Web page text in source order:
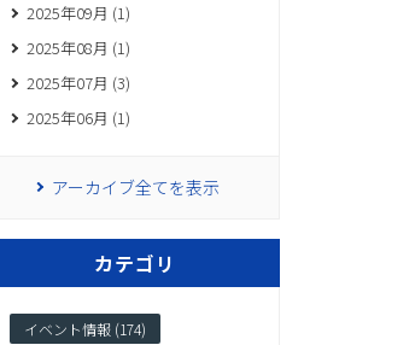
2025年09月 (1)
2025年08月 (1)
2025年07月 (3)
2025年06月 (1)
アーカイブ全てを表示
カテゴリ
イベント情報 (174)